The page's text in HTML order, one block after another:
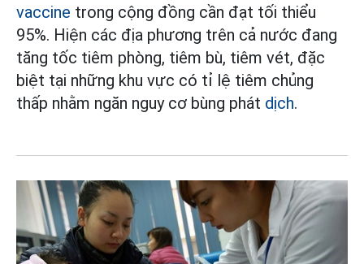
vaccine trong cộng đồng cần đạt tối thiểu
95%. Hiện các địa phương trên cả nước đang
tăng tốc tiêm phòng, tiêm bù, tiêm vét, đặc
biệt tại những khu vực có tỉ lệ tiêm chủng
thấp nhằm ngăn nguy cơ bùng phát dịch.